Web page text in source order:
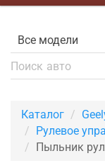
Каталог
Рулевое
Пыльник